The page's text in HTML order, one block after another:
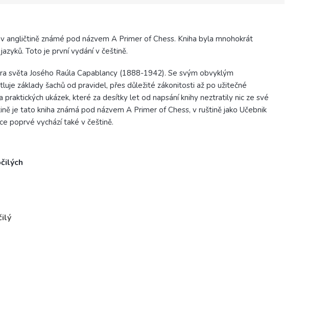
angličtině známé pod názvem A Primer of Chess. Kniha byla mnohokrát
Toto je první vydání v češtině.
světa Josého Raúla Capablancy (1888-1942). Se svým obvyklým
základy šachů od pravidel, přes důležité zákonitosti až po užitečné
praktických ukázek, které za desítky let od napsání knihy neztratily nic ze své
je tato kniha známá pod názvem A Primer of Chess, v ruštině jako Učebnik
poprvé vychází také v češtině.